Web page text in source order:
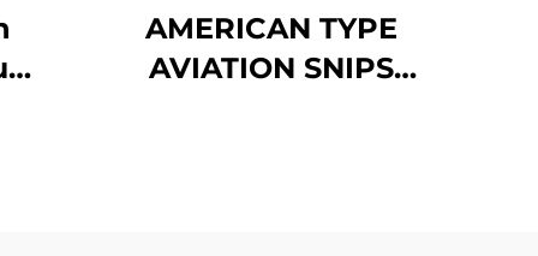
AMERICAN TYPE
AVIATION SNIPS